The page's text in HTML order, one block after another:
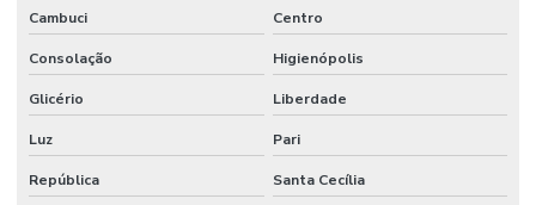
Papel crepom parafinado preço
Papel crepom preço
Papel para embrulhar bem casado comprar
Papel parecido com veludo
Papel seda
Cambuci Centro
Consolação Higienópolis
Glicério Liberdade
Luz Pari
República Santa Cecília